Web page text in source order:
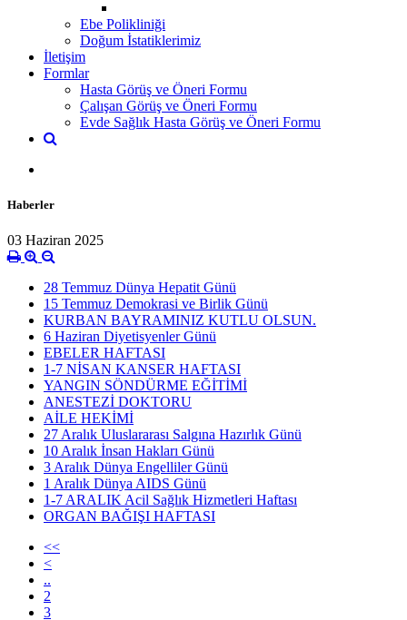
Ebe Polikliniği
Doğum İstatiklerimiz
İletişim
Formlar
Hasta Görüş ve Öneri Formu
Çalışan Görüş ve Öneri Formu
Evde Sağlık Hasta Görüş ve Öneri Formu
Haberler
03 Haziran 2025
28 Temmuz Dünya Hepatit Günü
15 Temmuz Demokrasi ve Birlik Günü
KURBAN BAYRAMINIZ KUTLU OLSUN.
6 Haziran Diyetisyenler Günü
EBELER HAFTASI
1-7 NİSAN KANSER HAFTASI
YANGIN SÖNDÜRME EĞİTİMİ
ANESTEZİ DOKTORU
AİLE HEKİMİ
27 Aralık Uluslararası Salgına Hazırlık Günü
10 Aralık İnsan Hakları Günü
3 Aralık Dünya Engelliler Günü
1 Aralık Dünya AIDS Günü
1-7 ARALIK Acil Sağlık Hizmetleri Haftası
ORGAN BAĞIŞI HAFTASI
<<
<
..
2
3